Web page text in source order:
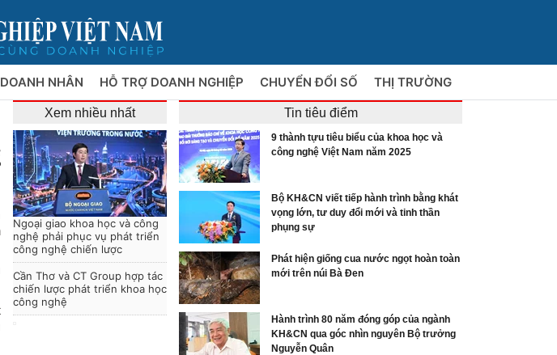
NHÂN HỖ TRỢ DOANH NGHIỆP CHUYỂN ĐỔI SỐ THỊ TRƯỜNG
Xem nhiều nhất
Ngoại giao khoa học và công
nghệ phải phục vụ phát triển
công nghệ chiến lược
Cần Thơ và CT Group hợp tác
chiến lược phát triển khoa học
công nghệ
Tin tiêu điểm
9 thành tựu tiêu biểu của khoa học và
công nghệ Việt Nam năm 2025
Bộ KH&CN viết tiếp hành trình bằng khát
vọng lớn, tư duy đổi mới và tinh thần
phụng sự
Phát hiện giống cua nước ngọt hoàn toàn
mới trên núi Bà Đen
Hành trình 80 năm đóng góp của ngành
KH&CN qua góc nhìn nguyên Bộ trưởng
Nguyễn Quân